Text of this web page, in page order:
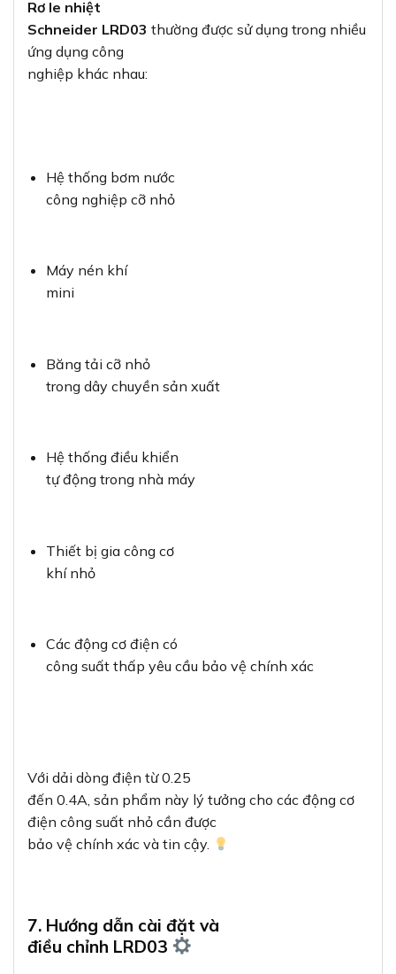
Rơ le nhiệt
Schneider LRD03 thường được sử dụng trong nhiều
ứng dụng công
nghiệp khác nhau:
Hệ thống bơm nước
công nghiệp cỡ nhỏ
Máy nén khí
mini
Băng tải cỡ nhỏ
trong dây chuyền sản xuất
Hệ thống điều khiển
tự động trong nhà máy
Thiết bị gia công cơ
khí nhỏ
Các động cơ điện có
công suất thấp yêu cầu bảo vệ chính xác
Với dải dòng điện từ 0.25
đến 0.4A, sản phẩm này lý tưởng cho các động cơ
điện công suất nhỏ cần được
bảo vệ chính xác và tin cậy.
7. Hướng dẫn cài đặt và
điều chỉnh LRD03